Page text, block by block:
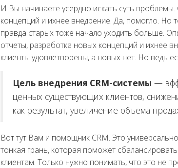
И Вы начинаете усердно искать суть
концепций и ихнее внедрение. Да, помогло.
правда старых тоже начало уходить больше.
отчеты, разработка новых концепций и ихнее
клиенты удовлетворены, а новых нет. Но ведь
Цель внедрения CRM-системы —
ценных существующих клиентов,
как результат, увеличение объема
Вот тут Вам и помощник CRM. Это
тонкая грань, которая поможет
клиентам. Только нужно понимать, что это не